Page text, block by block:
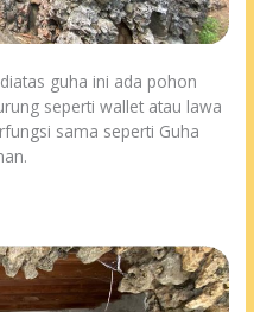
guha ini ada pohon
seperti wallet atau lawa
sama seperti Guha